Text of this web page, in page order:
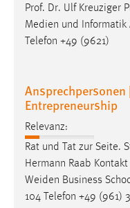
Prof. Dr. Ulf Kreuziger
Medien und Informatik
Telefon +49 (9621)
Entrepreneurship
Relevanz:
Rat und Tat zur Seite.
Hermann Raab
Weiden Business
104 Telefon +49 (961)
STATISTIK
Diese
unsere Besucher
Matomo
Name:
_pk_ref, _pk_cvar,